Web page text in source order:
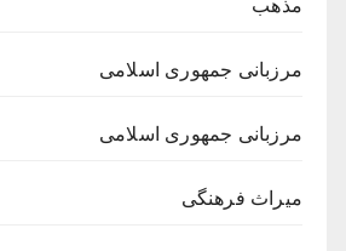
مذهب
مرزبانی جمهوری اسلامی
مرزبانی جمهوری اسلامی
میراث فرهنگی